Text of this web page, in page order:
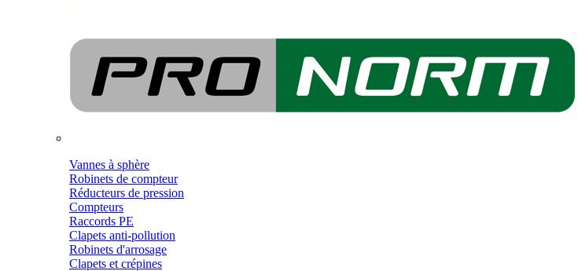
Vannes à sphère
Robinets de compteur
Réducteurs de pression
Compteurs
Raccords PE
Clapets anti-pollution
Robinets d'arrosage
Clapets et crépines